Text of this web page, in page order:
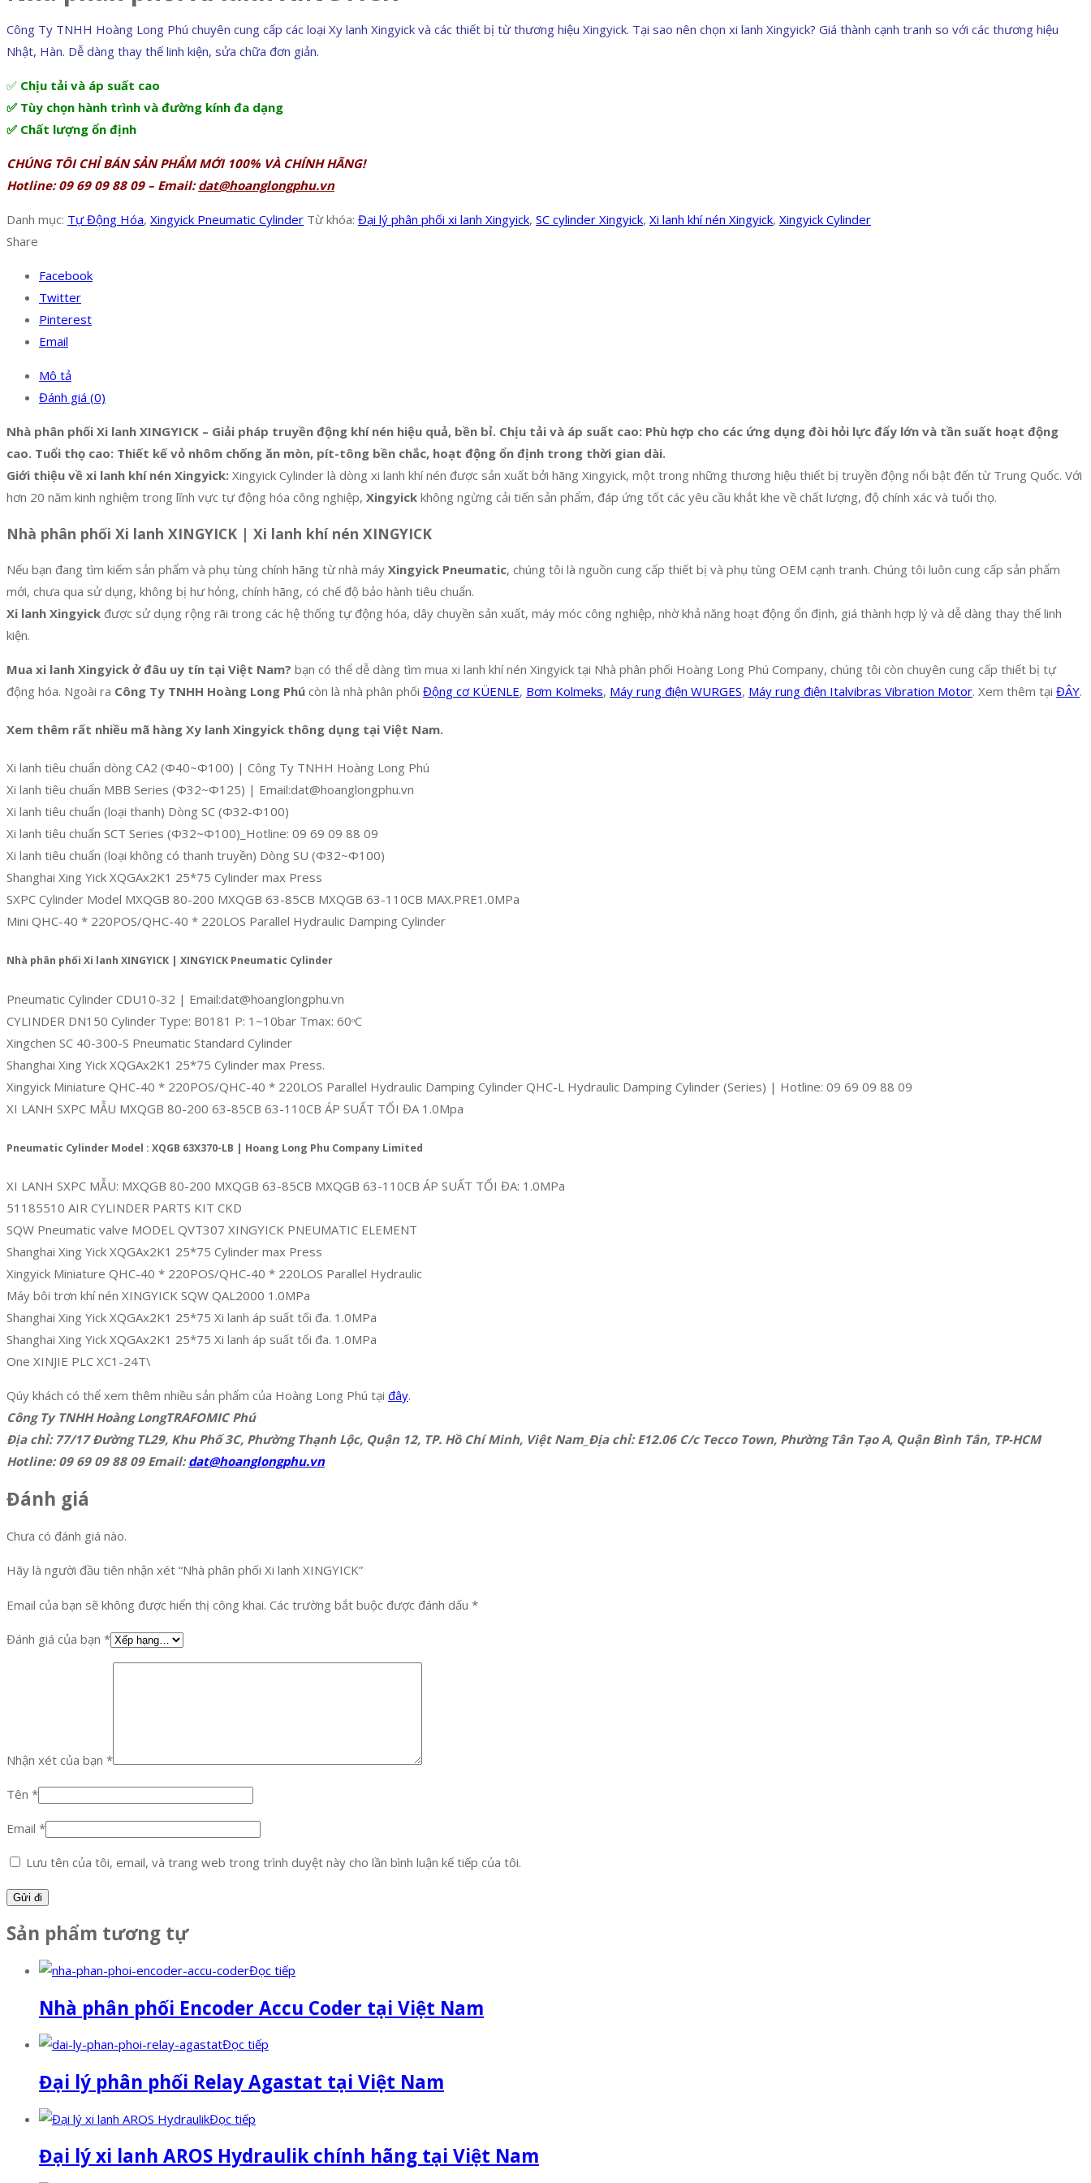
Công Ty TNHH Hoàng Long Phú chuyên cung cấp các loại Xy lanh Xingyick và các thiết bị từ thương hiệu Xingyick. Tại sao nên chọn xi lanh Xingyick? Giá thành cạnh tranh so với các thương hiệu
Nhật, Hàn. Dễ dàng thay thế linh kiện, sửa chữa đơn giản.
✅ Chịu tải và áp suất cao
✅ Tùy chọn hành trình và đường kính đa dạng
✅ Chất lượng ổn định
CHÚNG TÔI CHỈ BÁN SẢN PHẨM MỚI 100% VÀ CHÍNH HÃNG!
Hotline: 09 69 09 88 09 – Email:dat@hoanglongphu.vn
Danh mục: Tự Động Hóa, Xingyick Pneumatic Cylinder Từ khóa: Đại lý phân phối xi lanh Xingyick, SC cylinder Xingyick, Xi lanh khí nén Xingyick, Xingyick Cylinder
Share
Facebook
Twitter
Pinterest
Email
Mô tả
Đánh giá (0)
Nhà phân phối Xi lanh XINGYICK – Giải pháp truyền động khí nén hiệu quả, bền bỉ. Chịu tải và áp suất cao: Phù hợp cho các ứng dụng đòi hỏi lực đẩy lớn và tần suất hoạt động
cao. Tuổi thọ cao: Thiết kế vỏ nhôm chống ăn mòn, pít-tông bền chắc, hoạt động ổn định trong thời gian dài.
Giới thiệu về xi lanh khí nén Xingyick: Xingyick Cylinder là dòng xi lanh khí nén được sản xuất bởi hãng Xingyick, một trong những thương hiệu thiết bị truyền động nổi bật đến từ Trung Quốc. Với
hơn 20 năm kinh nghiệm trong lĩnh vực tự động hóa công nghiệp, Xingyick không ngừng cải tiến sản phẩm, đáp ứng tốt các yêu cầu khắt khe về chất lượng, độ chính xác và tuổi thọ.
Nhà phân phối Xi lanh XINGYICK | Xi lanh khí nén XINGYICK
Nếu bạn đang tìm kiếm sản phẩm và phụ tùng chính hãng từ nhà máy Xingyick Pneumatic, chúng tôi là nguồn cung cấp thiết bị và phụ tùng OEM cạnh tranh. Chúng tôi luôn cung cấp sản phẩm
mới, chưa qua sử dụng, không bị hư hỏng, chính hãng, có chế độ bảo hành tiêu chuẩn.
Xi lanh Xingyick được sử dụng rộng rãi trong các hệ thống tự động hóa, dây chuyền sản xuất, máy móc công nghiệp, nhờ khả năng hoạt động ổn định, giá thành hợp lý và dễ dàng thay thế linh
kiện.
Mua xi lanh Xingyick ở đâu uy tín tại Việt Nam? bạn có thể dễ dàng tìm mua xi lanh khí nén Xingyick tại Nhà phân phối Hoàng Long Phú Company, chúng tôi còn chuyên cung cấp thiết bị tự
động hóa. Ngoài ra Công Ty TNHH Hoàng Long Phú còn là nhà phân phối Động cơ KÜENLE, Bơm Kolmeks, Máy rung điện WURGES, Máy rung điện Italvibras Vibration Motor. Xem thêm tại ĐÂY.
Xem thêm rất nhiều mã hàng Xy lanh Xingyick thông dụng tại Việt Nam.
Xi lanh tiêu chuẩn dòng CA2 (Φ40~Φ100) | Công Ty TNHH Hoàng Long Phú
Xi lanh tiêu chuẩn MBB Series (Φ32~Φ125) | Email:dat@hoanglongphu.vn
Xi lanh tiêu chuẩn (loại thanh) Dòng SC (Φ32-Φ100)
Xi lanh tiêu chuẩn SCT Series (Φ32~Φ100)_Hotline: 09 69 09 88 09
Xi lanh tiêu chuẩn (loại không có thanh truyền) Dòng SU (Φ32~Φ100)
Shanghai Xing Yick XQGAx2K1 25*75 Cylinder max Press
SXPC Cylinder Model MXQGB 80-200 MXQGB 63-85CB MXQGB 63-110CB MAX.PRE1.0MPa
Mini QHC-40 * 220POS/QHC-40 * 220LOS Parallel Hydraulic Damping Cylinder
Nhà phân phối Xi lanh XINGYICK | XINGYICK Pneumatic Cylinder
Pneumatic Cylinder CDU10-32 | Email:dat@hoanglongphu.vn
CYLINDER DN150 Cylinder Type: B0181 P: 1~10bar Tmax: 60ᵒC
Xingchen SC 40-300-S Pneumatic Standard Cylinder
Shanghai Xing Yick XQGAx2K1 25*75 Cylinder max Press.
Xingyick Miniature QHC-40 * 220POS/QHC-40 * 220LOS Parallel Hydraulic Damping Cylinder QHC-L Hydraulic Damping Cylinder (Series) | Hotline: 09 69 09 88 09
XI LANH SXPC MẪU MXQGB 80-200 63-85CB 63-110CB ÁP SUẤT TỐI ĐA 1.0Mpa
Pneumatic Cylinder Model : XQGB 63X370-LB | Hoang Long Phu Company Limited
XI LANH SXPC MẪU: MXQGB 80-200 MXQGB 63-85CB MXQGB 63-110CB ÁP SUẤT TỐI ĐA: 1.0MPa
51185510 AIR CYLINDER PARTS KIT CKD
SQW Pneumatic valve MODEL QVT307 XINGYICK PNEUMATIC ELEMENT
Shanghai Xing Yick XQGAx2K1 25*75 Cylinder max Press
Xingyick Miniature QHC-40 * 220POS/QHC-40 * 220LOS Parallel Hydraulic
Máy bôi trơn khí nén XINGYICK SQW QAL2000 1.0MPa
Shanghai Xing Yick XQGAx2K1 25*75 Xi lanh áp suất tối đa. 1.0MPa
Shanghai Xing Yick XQGAx2K1 25*75 Xi lanh áp suất tối đa. 1.0MPa
One XINJIE PLC XC1-24T\
Qúy khách có thể xem thêm nhiều sản phẩm của Hoàng Long Phú tại đây.
Công Ty TNHH Hoàng LongTRAFOMIC Phú
Địa chỉ: 77/17 Đường TL29, Khu Phố 3C, Phường Thạnh Lộc, Quận 12, TP. Hồ Chí Minh, Việt Nam_Địa chỉ: E12.06 C/c Tecco Town, Phường Tân Tạo A, Quận Bình Tân, TP-HCM
Hotline: 09 69 09 88 09 Email:dat@hoanglongphu.vn
Đánh giá
Chưa có đánh giá nào.
Hãy là người đầu tiên nhận xét “Nhà phân phối Xi lanh XINGYICK”
Email của bạn sẽ không được hiển thị công khai. Các trường bắt buộc được đánh dấu *
Đánh giá của bạn *
Nhận xét của bạn *
Tên *
Email *
Lưu tên của tôi, email, và trang web trong trình duyệt này cho lần bình luận kế tiếp của tôi.
Sản phẩm tương tự
Đọc tiếp
Nhà phân phối Encoder Accu Coder tại Việt Nam
Đọc tiếp
Đại lý phân phối Relay Agastat tại Việt Nam
Đọc tiếp
Đại lý xi lanh AROS Hydraulik chính hãng tại Việt Nam